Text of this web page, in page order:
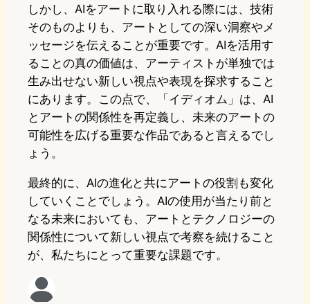
しかし、AIをアートに取り入れる際には、技術
そのものよりも、アートとしての深い洞察やメ
ッセージを伝えることが重要です。AIを活用す
ることの真の価値は、アーティストが単独では
生み出せない新しい視点や表現を探求すること
にあります。この点で、「イディオム」は、AI
とアートの関係性を再定義し、未来のアートの
可能性を広げる重要な作品であると言えるでし
ょう。
最終的に、AIの進化と共にアートの役割も変化
していくことでしょう。AIの使用が当たり前と
なる未来においても、アートとテクノロジーの
関係性について新しい視点で考察を続けること
が、私たちにとって重要な課題です。